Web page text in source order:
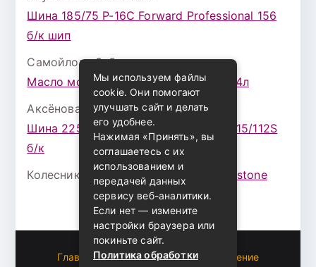
Шина 185/75 Р-16С Forward Professional 156
б/к шип
Самойлова Забавак записи
Масло моторное ZIC X7 (A+) 10W30 4л
Аксёнова Адельк записи
Шина 225/75 Р-16 Nokian Rotiva HT 115/112S
б/к
Колесникова Аурикак записи Bridgestone
Главная Пользовательское соглашение
Мы используем файлы
cookie. Они помогают
улучшать сайт и делать
его удобнее.
Нажимая «Принять», вы
соглашаетесь с их
использованием и
передачей данных
сервису веб-аналитики.
Если нет — измените
настройки браузера или
покиньте сайт.
Политика обработки